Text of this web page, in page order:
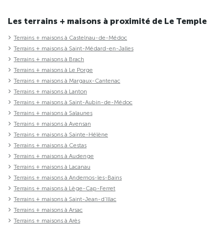
Les terrains + maisons à proximité de Le Temple
Terrains + maisons à Castelnau-de-Médoc
Terrains + maisons à Saint-Médard-en-Jalles
Terrains + maisons à Brach
Terrains + maisons à Le Porge
Terrains + maisons à Margaux-Cantenac
Terrains + maisons à Lanton
Terrains + maisons à Saint-Aubin-de-Médoc
Terrains + maisons à Salaunes
Terrains + maisons à Avensan
Terrains + maisons à Sainte-Hélène
Terrains + maisons à Cestas
Terrains + maisons à Audenge
Terrains + maisons à Lacanau
Terrains + maisons à Andernos-les-Bains
Terrains + maisons à Lège-Cap-Ferret
Terrains + maisons à Saint-Jean-d'Illac
Terrains + maisons à Arsac
Terrains + maisons à Arès